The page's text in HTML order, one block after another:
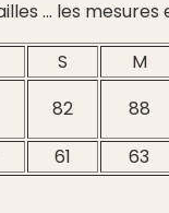
... les
S
M
82 88
61 63